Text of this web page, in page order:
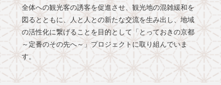
全体への観光客の誘客を促進させ、観光地の混雑緩和を
図るとともに、人と人との新たな交流を生み出し、地域
の活性化に繋げることを目的として「とっておきの京都
～定番のその先へ～」プロジェクトに取り組んでいま
す。